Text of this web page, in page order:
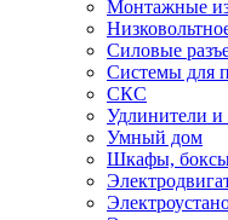
Монтажные
Силовые
Системы для
СКС
Удлинители и
Умный дом
Шкафы, боксы